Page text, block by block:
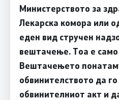
Министерството за
Лекарска комора или
еден вид стручен
вештачење. Тоа е само
Вештачењето
обвинителството да
обвинителниот акт и